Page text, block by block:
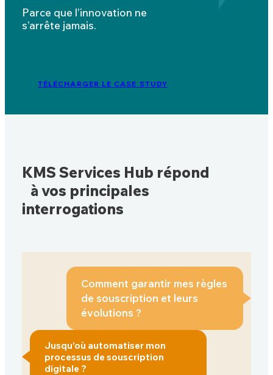
Parce que l’innovation ne
s’arrête jamais.
TÉLÉCHARGER LE CASE STUDY
KMS Services Hub répond
à vos principales
interrogations
Jusqu’où automatiser mon
processus de souscription
digitale ?
Comment garantir mes règles
de souscription et leurs
évolutions ?